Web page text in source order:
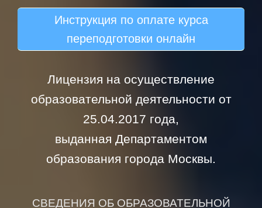
Инструкция по оплате курса
переподготовки онлайн
Лицензия на осуществление
образовательной деятельности от
25.04.2017 года,
выданная Департаментом
образования города Москвы.
СВЕДЕНИЯ ОБ ОБРАЗОВАТЕЛЬНОЙ